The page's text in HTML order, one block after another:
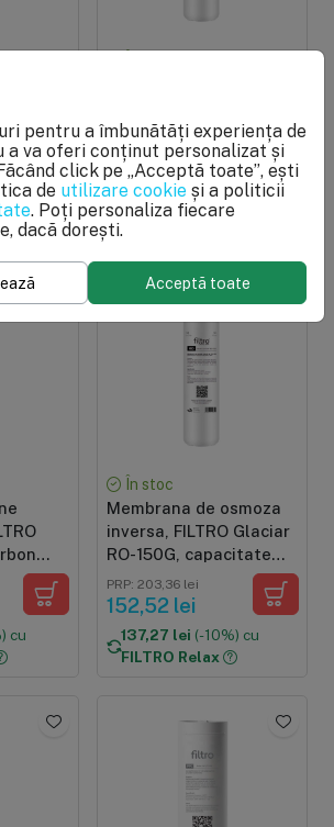
la
cu
eliminare sedimente si
particule mai mari de 1
micron, conectare
usoara twist
PRP: 101,68 lei
66,09 lei
59,48 lei(-10%) cu
FILTRO Relax
cu
În stoc
Membrana de osmoza
inversa, FILTRO Glaciar
RO-150G, capacitate
150 GPD, grad filtrare
0.0001 microni,
PRP: 203,36 lei
152,52 lei
137,27 lei (-10%) cu
FILTRO Relax
pentru a îmbunătăți experiența de
a va oferi conținut personalizat și
click pe „Acceptă toate”, ești
de utilizare cookie și a politicii
. Poți personaliza fiecare
dacă dorești.
Acceptă toate